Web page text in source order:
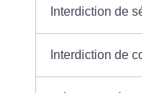
Interdiction de
Interdiction de